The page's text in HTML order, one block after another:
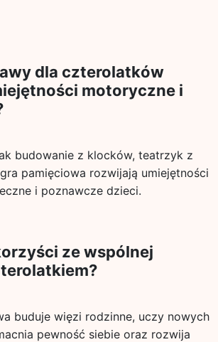
dla czterolatków
motoryczne i
budowanie z klocków, teatrzyk z
pamięciowa rozwijają umiejętności
i poznawcze dzieci.
ze wspólnej
buduje więzi rodzinne, uczy nowych
pewność siebie oraz rozwija